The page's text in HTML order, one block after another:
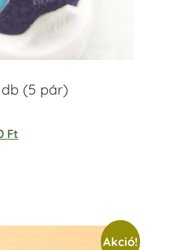
(5 pár)
Ft
Akció!